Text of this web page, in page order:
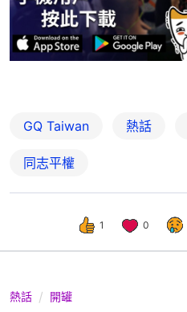
GQ Taiwan 熱話
同志平權
1 0
熱話 開罐